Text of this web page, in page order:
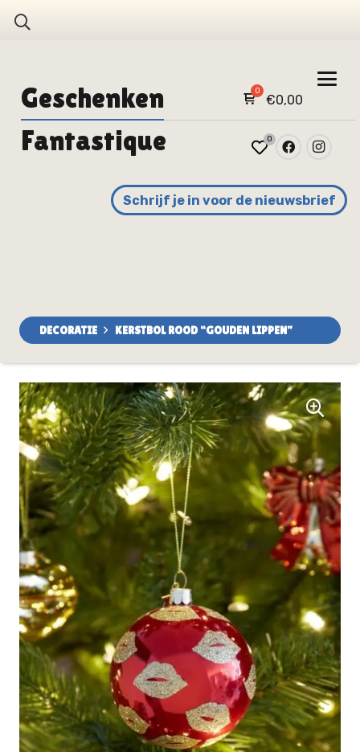
Geschenken €0,00
Fantastique 0
Schrijf je in voor de nieuwsbrief
DECORATIE KERSTBOL ROOD “GOUDEN LIPPEN”